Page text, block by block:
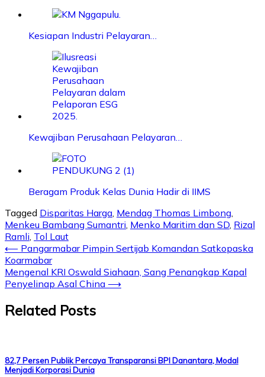
Kesiapan Industri Pelayaran…
Kewajiban Perusahaan Pelayaran…
Beragam Produk Kelas Dunia Hadir di IIMS
Tagged Disparitas Harga, Mendag Thomas Limbong,
Menkeu Bambang Sumantri, Menko Maritim dan SD, Rizal
Ramli, Tol Laut
Post
navigation
⟵ Pangarmabar Pimpin Sertijab Komandan Satkopaska
Koarmabar
Mengenal KRI Oswald Siahaan, Sang Penangkap Kapal
Penyelinap Asal China ⟶
Related Posts
82,7 Persen Publik Percaya Transparansi BPI Danantara, Modal
Menjadi Korporasi Dunia